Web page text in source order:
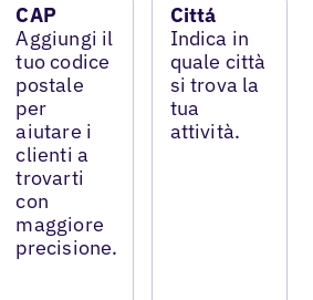
CAP
Aggiungi il
tuo codice
postale
per
aiutare i
clienti a
trovarti
con
maggiore
precisione.
Cittá
Indica in
quale città
si trova la
tua
attività.